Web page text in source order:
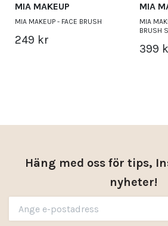
MIA MAKEUP
MIA MAKEUP - FACE BRUSH
249 kr
MIA
MIA
BRUSH
399
Häng med oss för tips,
nyheter!